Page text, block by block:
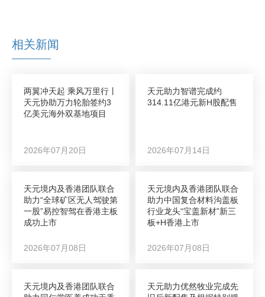
相关新闻
两翼冲天起 乘风万里行丨
天元协助万力轮胎签约3
亿美元海外双基地项目
2026年07月20日
天元助力智谱完成约
314.11亿港元新H股配售
2026年07月14日
天元境内及香港团队联合
助力“全球矿区无人驾驶第
一股”易控智驾在香港主板
成功上市
2026年07月08日
天元境内及香港团队联合
助力中国复合材料沟盖板
行业龙头“宝盖新材”新三
板+H香港上市
2026年07月08日
天元境内及香港团队联合
天元助力优然牧业完成先